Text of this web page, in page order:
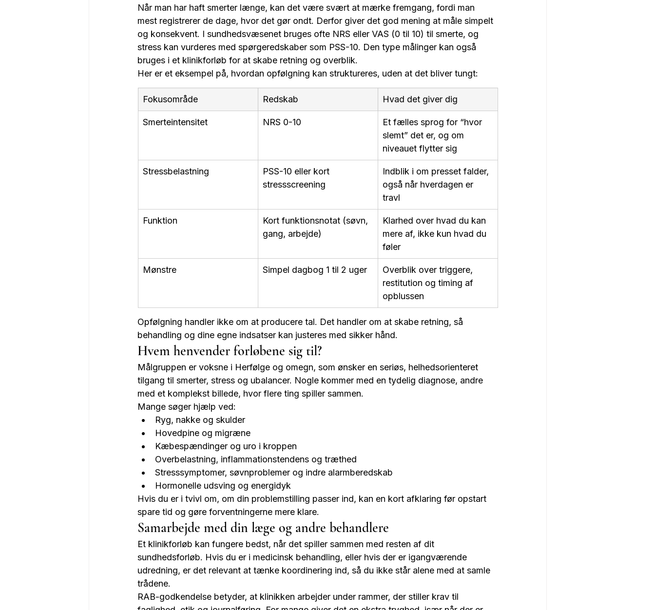
Når man har haft smerter længe, kan det være svært at mærke fremgang, fordi man
mest registrerer de dage, hvor det gør ondt. Derfor giver det god mening at måle simpelt
og konsekvent. I sundhedsvæsenet bruges ofte NRS eller VAS (0 til 10) til smerte, og
stress kan vurderes med spørgeredskaber som PSS-10. Den type målinger kan også
bruges i et klinikforløb for at skabe retning og overblik.
Her er et eksempel på, hvordan opfølgning kan struktureres, uden at det bliver tungt:
Fokusområde Redskab Hvad det giver dig
Smerteintensitet NRS 0-10
Et fælles sprog for “hvor
slemt” det er, og om
niveauet flytter sig
Stressbelastning
PSS-10 eller kort
stressscreening
Indblik i om presset falder,
også når hverdagen er
travl
Funktion
Kort funktionsnotat (søvn,
gang, arbejde)
Klarhed over hvad du kan
mere af, ikke kun hvad du
føler
Mønstre Simpel dagbog 1 til 2 uger
Overblik over triggere,
restitution og timing af
opblussen
Opfølgning handler ikke om at producere tal. Det handler om at skabe retning, så
behandling og dine egne indsatser kan justeres med sikker hånd.
Hvem henvender forløbene sig til?
Målgruppen er voksne i Herfølge og omegn, som ønsker en seriøs, helhedsorienteret
tilgang til smerter, stress og ubalancer. Nogle kommer med en tydelig diagnose, andre
med et komplekst billede, hvor flere ting spiller sammen.
Mange søger hjælp ved:
Ryg, nakke og skulder
Hovedpine og migræne
Kæbespændinger og uro i kroppen
Overbelastning, inflammationstendens og træthed
Stresssymptomer, søvnproblemer og indre alarmberedskab
Hormonelle udsving og energidyk
Hvis du er i tvivl om, om din problemstilling passer ind, kan en kort afklaring før opstart
spare tid og gøre forventningerne mere klare.
Samarbejde med din læge og andre behandlere
Et klinikforløb kan fungere bedst, når det spiller sammen med resten af dit
sundhedsforløb. Hvis du er i medicinsk behandling, eller hvis der er igangværende
udredning, er det relevant at tænke koordinering ind, så du ikke står alene med at samle
trådene.
RAB-godkendelse betyder, at klinikken arbejder under rammer, der stiller krav til